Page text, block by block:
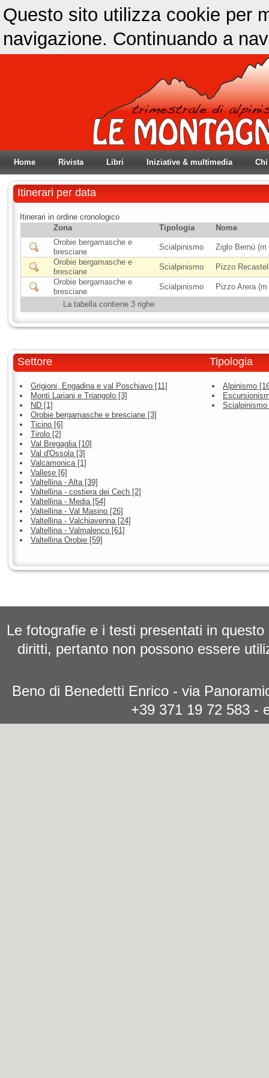
Questo sito utilizza cookie per
navigazione. Continuando a
Home Rivista Libri Iniziative & multimedia
Itinerari per data
Itinerari in ordine cronologico
Zona
Tipologia
Nome
Orobie bergamasche e
bresciane
Scialpinismo
Ziglo Bernù (m
Orobie bergamasche e
bresciane
Scialpinismo
Pizzo
Orobie bergamasche e
bresciane
Scialpinismo
Pizzo Arera (m
La tabella contiene 3 righe
Settore
Grigioni, Engadina e val Poschiavo [11]
Monti Lariani e Triangolo [3]
ND [1]
Orobie bergamasche e bresciane [3]
Ticino [6]
Tirolo [2]
Val Bregaglia [10]
Val d'Ossola [3]
Valcamonica [1]
Vallese [6]
Valtellina - Alta [39]
Valtellina - costiera dei Cech [2]
Valtellina - Media [54]
Valtellina - Val Masino [26]
Valtellina - Valchiavenna [24]
Valtellina - Valmalenco [61]
Valtellina Orobie [59]
Tipologia
Alpinismo
Scialpinismo
Le fotografie e i testi presentati in
diritti, pertanto non possono essere
Beno di Benedetti Enrico - via
+39 371 19 72 583 -